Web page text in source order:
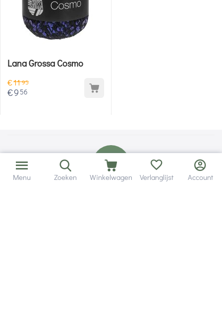
Lana Grossa Cosmo
€1195
€9 56
Menu Zoeken Winkelwagen Verlanglijst Account